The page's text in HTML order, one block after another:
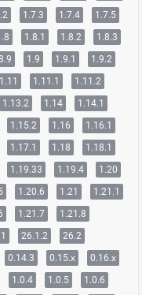
1.7.3 1.7.4
1.7.5
1.8.1 1.8.2
1.8.3
1.9 1.9.1
1.9.2
1.11 1.11.1
1.11.2
1.13.2 1.14
1.14.1
1.15.2 1.16
1.16.1
1.17.1 1.18
1.18.1
1.19.33 1.19.4
1.20
1.20.6 1.21
1.21.1
1.21.7
1.21.8
26.1.2 26.2
0.14.3 0.15.x
0.16.x
1.0.4 1.0.5
1.0.6